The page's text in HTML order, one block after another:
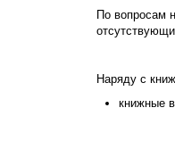
По вопросам
Наряду с
книжные